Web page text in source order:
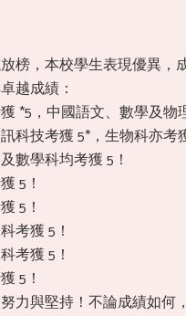
榜，本校學生表現優異，
越成績：
*5，中國語文、數學及物
科技考獲 5*，生物科亦考
數學科均考獲 5！
5！
5！
考獲 5！
考獲 5！
5！
力與堅持！不論成績如何